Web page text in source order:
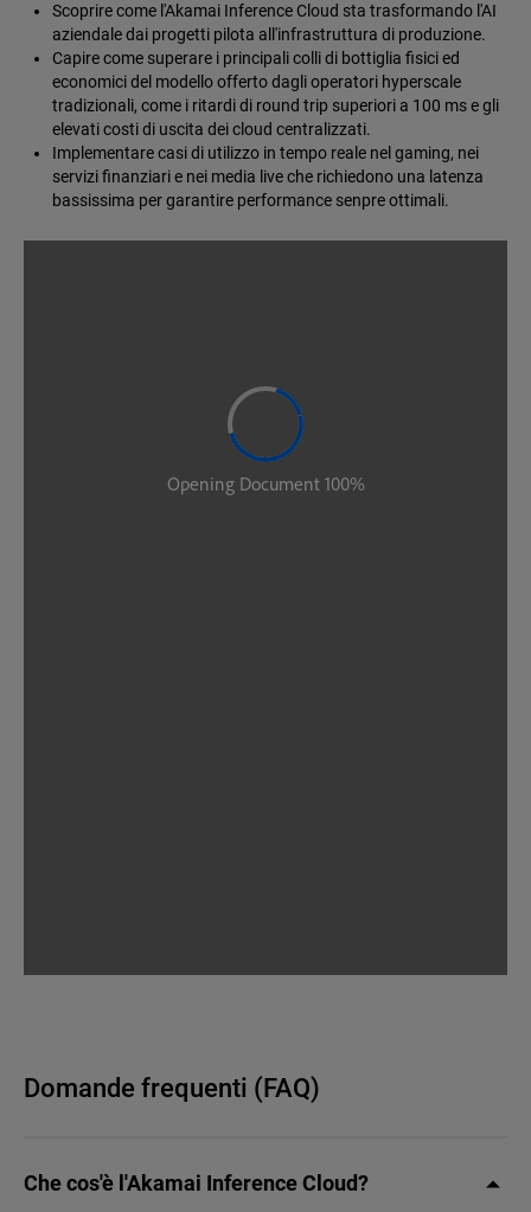
Scoprire come l'Akamai Inference Cloud sta trasformando l'AI
aziendale dai progetti pilota all'infrastruttura di produzione.
Capire come superare i principali colli di bottiglia fisici ed
economici del modello offerto dagli operatori hyperscale
tradizionali, come i ritardi di round trip superiori a 100 ms e gli
elevati costi di uscita dei cloud centralizzati.
Implementare casi di utilizzo in tempo reale nel gaming, nei
servizi finanziari e nei media live che richiedono una latenza
bassissima per garantire performance senpre ottimali.
Domande frequenti (FAQ)
Che cos'è l'Akamai Inference Cloud?